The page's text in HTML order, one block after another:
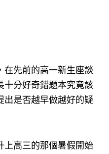
在先前的高一新生座談
十分好奇錯題本究竟該
出是否越早做越好的疑
上高三的那個暑假開始